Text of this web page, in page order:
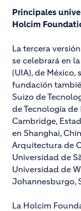
Principales
Holcim
La tercera
se celebrará en
(UIA), de
fundación
Suizo de
de Tecnología de
Cambridge,
en Shanghai,
Arquitectura de
Universidad de
Universidad de
Johannesburgo,
La Holcim